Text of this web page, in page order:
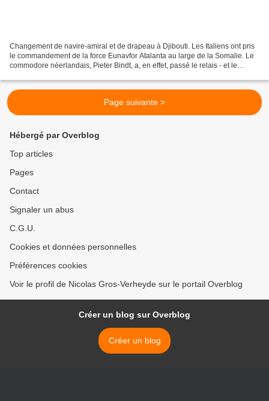
Changement de navire-amiral et de drapeau à Djibouti. Les Italiens ont pris
le commandement de la force Eunavfor Atalanta au large de la Somalie. Le
commodore néerlandais, Pieter Bindt, a, en effet, passé le relais - et le
Page suivante >
Hébergé par Overblog
Top articles
Pages
Contact
Signaler un abus
C.G.U.
Cookies et données personnelles
Préférences cookies
Voir le profil de Nicolas Gros-Verheyde sur le portail Overblog
Créer un blog sur Overblog
Créer un blog